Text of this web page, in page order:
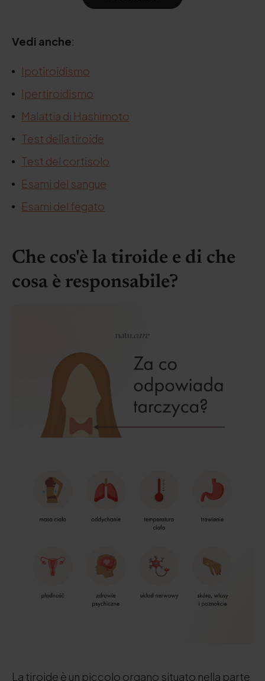
Vedi anche:
Ipotiroidismo
Ipertiroidismo
Malattia di Hashimoto
Test della tiroide
Test del cortisolo
Esami del sangue
Esami del fegato
Che cos'è la tiroide e di che
cosa è responsabile?
La tiroide è un piccolo organo situato nella parte